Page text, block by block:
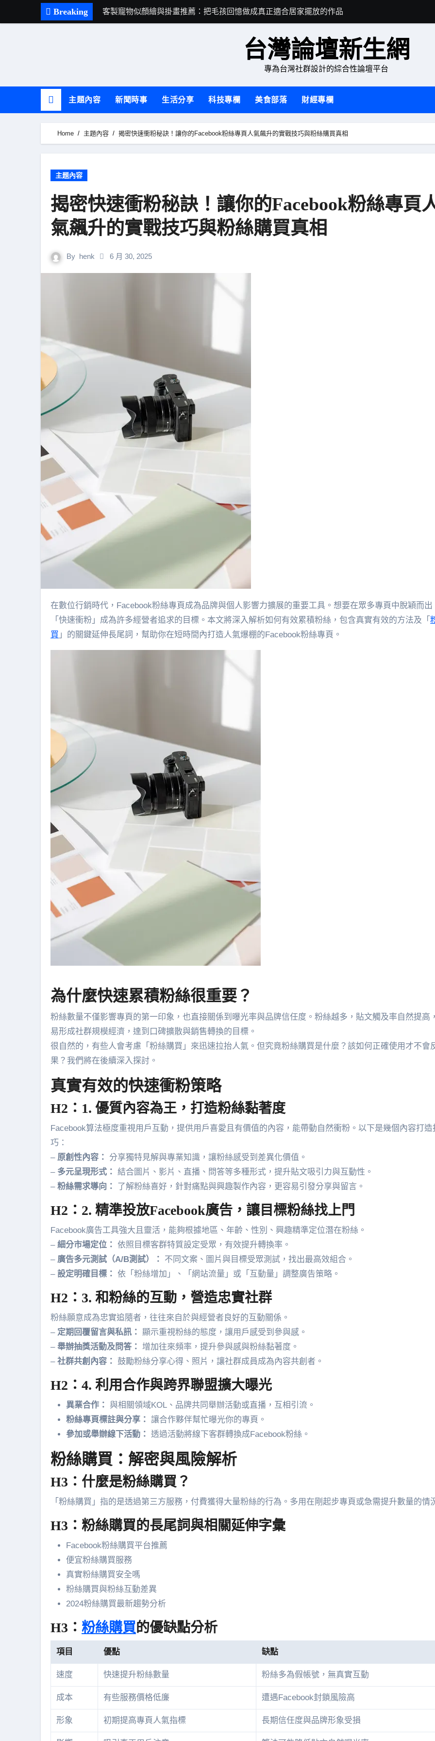
Breaking 客製寵物似顏繪與掛畫推薦：把毛孩回憶做成真正適合居家擺放的作品
台灣論壇新生網
專為台灣社群設計的綜合性論壇平台
主題內容 新聞時事 生活分享 科技專欄 美食部落 財經專欄
Home 主題內容 揭密快速衝粉秘訣！讓你的Facebook粉絲專頁人氣飆升的實戰技巧與粉絲購買真相
主題內容
揭密快速衝粉秘訣！讓你的Facebook粉絲專頁
氣飆升的實戰技巧與粉絲購買真相
By henk 6 月 30, 2025
在數位行銷時代，Facebook粉絲專頁成為品牌與個人影響力擴展的重要工具。想要在眾多專頁中脫穎而出，
「快速衝粉」成為許多經營者追求的目標。本文將深入解析如何有效累積粉絲，包含真實有效的方法及「
買 」的關鍵延伸長尾詞，幫助你在短時間內打造人氣爆棚的Facebook粉絲專頁。
為什麼快速累積粉絲很重要？
粉絲數量不僅影響專頁的第一印象，也直接關係到曝光率與品牌信任度。粉絲越多，貼文觸及率自然提高
易形成社群規模經濟，達到口碑擴散與銷售轉換的目標。
很自然的，有些人會考慮「粉絲購買」來迅速拉抬人氣。但究竟粉絲購買是什麼？該如何正確使用才不會
果？我們將在後續深入探討。
真實有效的快速衝粉策略
H2：1. 優質內容為王，打造粉絲黏著度
Facebook算法極度重視用戶互動，提供用戶喜愛且有價值的內容，能帶動自然衝粉。以下是幾個內容打造
巧：
– 原創性內容：
分享獨特見解與專業知識，讓粉絲感受到差異化價值。
– 多元呈現形式： 結合圖片、影片、直播、問答等多種形式，提升貼文吸引力與互動性。
– 粉絲需求導向： 了解粉絲喜好，針對痛點與興趣製作內容，更容易引發分享與留言。
H2：2. 精準投放Facebook廣告，讓目標粉絲找上門
Facebook廣告工具強大且靈活，能夠根據地區、年齡、性別、興趣精準定位潛在粉絲。
– 細分市場定位： 依照目標客群特質設定受眾，有效提升轉換率。
– 廣告多元測試（A/B測試）：
不同文案、圖片與目標受眾測試，找出最高效組合。
– 設定明確目標： 依「粉絲增加」、「網站流量」或「互動量」調整廣告策略。
H2：3. 和粉絲的互動，營造忠實社群
粉絲願意成為忠實追隨者，往往來自於與經營者良好的互動關係。
– 定期回覆留言與私訊：
顯示重視粉絲的態度，讓用戶感受到參與感。
– 舉辦抽獎活動及問答：
增加往來頻率，提升參與感與粉絲黏著度。
– 社群共創內容： 鼓勵粉絲分享心得、照片，讓社群成員成為內容共創者。
H2：4. 利用合作與跨界聯盟擴大曝光
異業合作： 與相關領域KOL、品牌共同舉辦活動或直播，互相引流。
粉絲專頁標註與分享： 讓合作夥伴幫忙曝光你的專頁。
參加或舉辦線下活動： 透過活動將線下客群轉換成Facebook粉絲。
粉絲購買：解密與風險解析
H3：什麼是粉絲購買？
「粉絲購買」指的是透過第三方服務，付費獲得大量粉絲的行為。多用在剛起步專頁或急需提升數量的情
H3：粉絲購買的長尾詞與相關延伸字彙
Facebook粉絲購買平台推薦
便宜粉絲購買服務
真實粉絲購買安全嗎
粉絲購買與粉絲互動差異
2024粉絲購買最新趨勢分析
H3： 粉絲購買 的優缺點分析
項目 優點 缺點
速度 快速提升粉絲數量 粉絲多為假帳號，無真實互動
成本 有些服務價格低廉 遭遇Facebook封鎖風險高
形象 初期提高專頁人氣指標 長期信任度與品牌形象受損